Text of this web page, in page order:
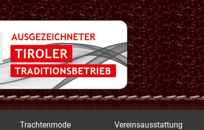
Trachtenmode Vereinsausstattung